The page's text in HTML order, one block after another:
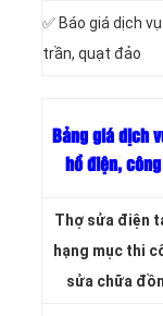
✅ Báo giá dịch
trần, quạt đảo
Bảng giá dịch
hồ điện,
Thợ sửa điện
hạng mục thi
sửa chữa